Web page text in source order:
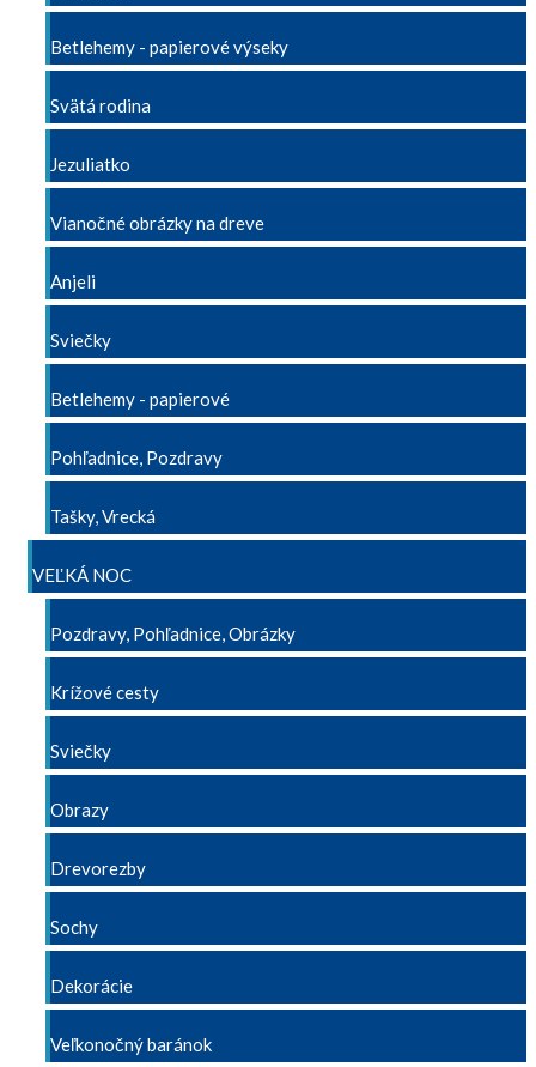
Betlehemy - papierové výseky
Svätá rodina
Jezuliatko
Vianočné obrázky na dreve
Anjeli
Sviečky
Betlehemy - papierové
Pohľadnice, Pozdravy
Tašky, Vrecká
VEĽKÁ NOC
Pozdravy, Pohľadnice, Obrázky
Krížové cesty
Sviečky
Obrazy
Drevorezby
Sochy
Dekorácie
Veľkonočný baránok